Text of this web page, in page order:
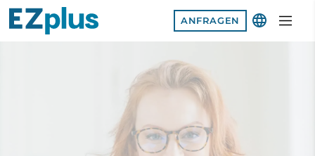
ANFRAGEN
AFRIKAANS
አማርኛ